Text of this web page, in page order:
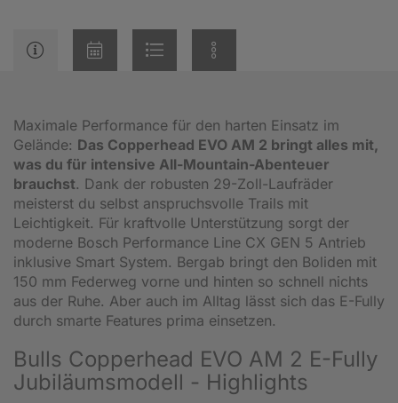
Maximale Performance für den harten Einsatz im
Gelände: Das Copperhead EVO AM 2 bringt alles mit,
was du für intensive All-Mountain-Abenteuer
brauchst. Dank der robusten 29-Zoll-Laufräder
meisterst du selbst anspruchsvolle Trails mit
Leichtigkeit. Für kraftvolle Unterstützung sorgt der
moderne Bosch Performance Line CX GEN 5 Antrieb
inklusive Smart System. Bergab bringt den Boliden mit
150 mm Federweg vorne und hinten so schnell nichts
aus der Ruhe. Aber auch im Alltag lässt sich das E-Fully
durch smarte Features prima einsetzen.
Bulls Copperhead EVO AM 2 E-Fully
Jubiläumsmodell - Highlights